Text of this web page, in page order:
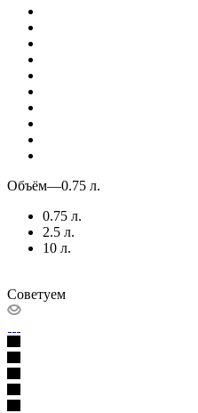
Объём—0.75 л.
0.75 л.
2.5 л.
10 л.
Советуем